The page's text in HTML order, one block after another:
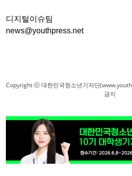
디지털이슈팀
news@youthpress.net
Copyright ⓒ 대한민국청소년기자단
금지